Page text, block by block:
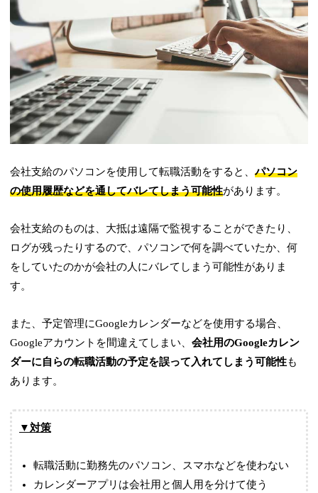
会社支給のパソコンを使用して転職活動をすると、パソコン
の使用履歴などを通してバレてしまう可能性があります。
会社支給のものは、大抵は遠隔で監視することができたり、
ログが残ったりするので、パソコンで何を調べていたか、何
をしていたのかが会社の人にバレてしまう可能性がありま
す。
また、予定管理にGoogleカレンダーなどを使用する場合、
Googleアカウントを間違えてしまい、会社用のGoogleカレン
ダーに自らの転職活動の予定を誤って入れてしまう可能性も
あります。
▼対策
転職活動に勤務先のパソコン、スマホなどを使わない
カレンダーアプリは会社用と個人用を分けて使う